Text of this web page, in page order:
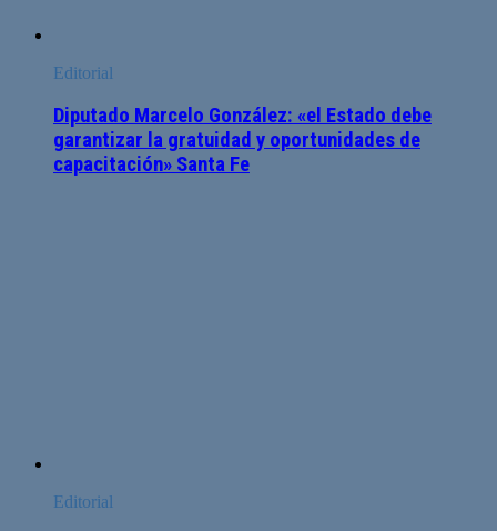
Editorial
Diputado Marcelo González: «el Estado debe
garantizar la gratuidad y oportunidades de
capacitación» Santa Fe
Editorial